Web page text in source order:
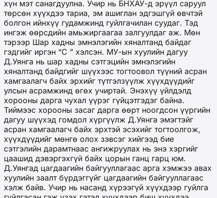
хүн мэт санагдуулна. Учир нь БНХАУ-д эрүүл саруул
төрсөн хүүхдээ тариа, эм ашиглан эдгэшгүй өвчтэй
болгон ийнхүү гудамжинд гуйлгачилан суудаг. Тэд
ингэж өөрсдийн амьжиргаагаа залгуулдаг аж. Мөн
тэрээр Шар хадны эмнэлэгийн хяналтанд байдаг
гэдгийг иргэн “С ” хэлсэн. МУ-ын хуулийн дагуу
Д.Уянга нь шар хадны сэтгэцийн эмнэлэгийн
хяналтанд байдгийг шүүхээс тогтоовол түүний асран
хамгаалагч байх эрхийг түтгэлзүүлж хүүхдүүдийг
улсын асрамжинд өгөх учиртай. Энэхүү үйлдэлд
хорооны дарга чухал үүрэг гүйцэтгэдэг байна.
Тиймээс хорооны засаг дарга өөрт ноогдсон үүргийн
дагуу шүүхэд гомдол хүргүүлж Д.Уянга эмэгтэйг
асран хамгаалагч байх эрхтэй эсэхийг тогтоолгож,
хүүхдүүдийг мөнгө олох зэвсэг хийгээд бие
сэтгэлийн дарамтнаас ангижруулах нь энэ хэргийг
цаашид дэвэргэхгүй байх цорын ганц гарц юм.
Д.Уянгад цагдаагийн байгууллагаас арга хэмжээ авах
хуулийн заалт бүрдэггүйг цагдаагийн байгууллагаас
хэлж байв. Учир нь насанд хүрээгүй хүүхдээр гуйлга